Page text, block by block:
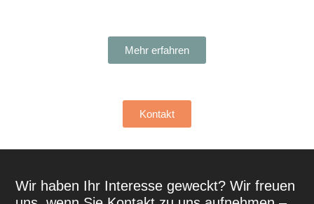
Mehr erfahren
Kontakt
Wir haben Ihr Interesse geweckt? Wir freuen